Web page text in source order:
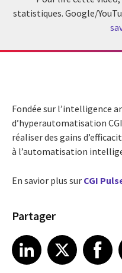
statistiques. Google/
Fondée sur l’intelligence
d’hyperautomatisation
réaliser des gains
à l’automatisation
En savior plus sur CGI
Partager
Share article on LinkedIn
LinkedIn
Share article on XShare article